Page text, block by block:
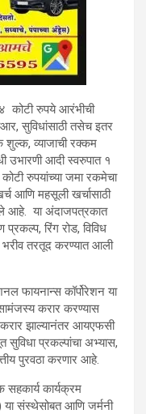
कोटी रुपये आरंभीची
सुविधांसाठी तसेच इतर
शुल्क, व्याजाची रक्कम
उभारणी आदी स्वरुपात १
रुपयांच्या जमा रकमेचा
आणि महसूली खर्चासाठी
आहे. या अंदाजपत्रकात
रिंग रोड, विविध
भरीव तरतूद करण्यात आली
फायनान्स कॉर्पोरेशन या
करार करण्यास
करार झाल्यानंतर आयएफसी
सुविधा प्रकल्पांचा अभ्यास,
पुरवठा करणार आहे.
सहकार्य कार्यक्रम
संस्थेसोबत आणि जर्मनी